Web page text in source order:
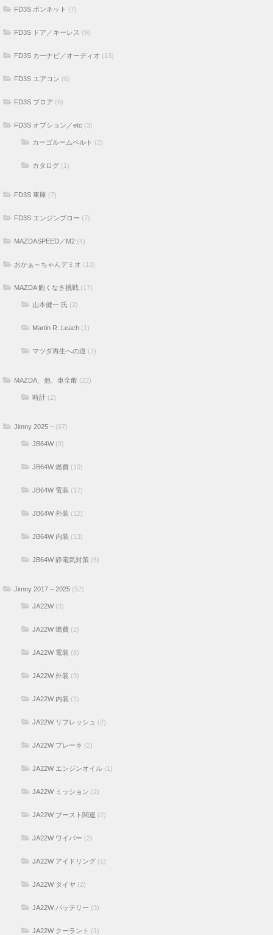
FD3S ボンネット (7)
FD3S ドア／キーレス (9)
FD3S カーナビ／オーディオ (13)
FD3S エアコン (6)
FD3S ブロア (6)
FD3S オプション／etc (3)
カーゴルームベルト (2)
カタログ (1)
FD3S 車庫 (7)
FD3S エンジンブロー (7)
MAZDASPEED／M2 (4)
おかぁ～ちゃんデミオ (13)
MAZDA 飽くなき挑戦 (17)
山本健一 氏 (2)
Martin R. Leach (1)
マツダ再生への道 (2)
MAZDA、他、車全般 (22)
時計 (2)
Jimny 2025 – (67)
JB64W(9)
JB64W 燃費 (10)
JB64W 電装 (17)
JB64W 外装 (12)
JB64W 内装 (13)
JB64W 静電気対策 (6)
Jimny 2017 – 2025 (52)
JA22W(3)
JA22W 燃費 (2)
JA22W 電装 (8)
JA22W 外装 (9)
JA22W 内装 (1)
JA22W リフレッシュ (2)
JA22W ブレーキ (2)
JA22W エンジンオイル (1)
JA22W ミッション (2)
JA22W ブースト関連 (2)
JA22W ワイパー (2)
JA22W アイドリング (1)
JA22W タイヤ (2)
JA22W バッテリー (3)
JA22W クーラント (1)